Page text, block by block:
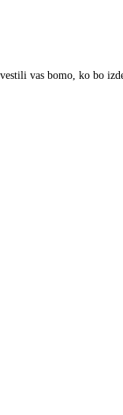
vas bomo, ko bo